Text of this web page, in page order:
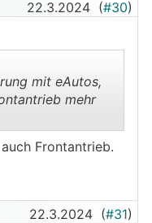
22.3.2024 (#30)
mit eAutos,
mehr
Frontantrieb.
22.3.2024 (#31)